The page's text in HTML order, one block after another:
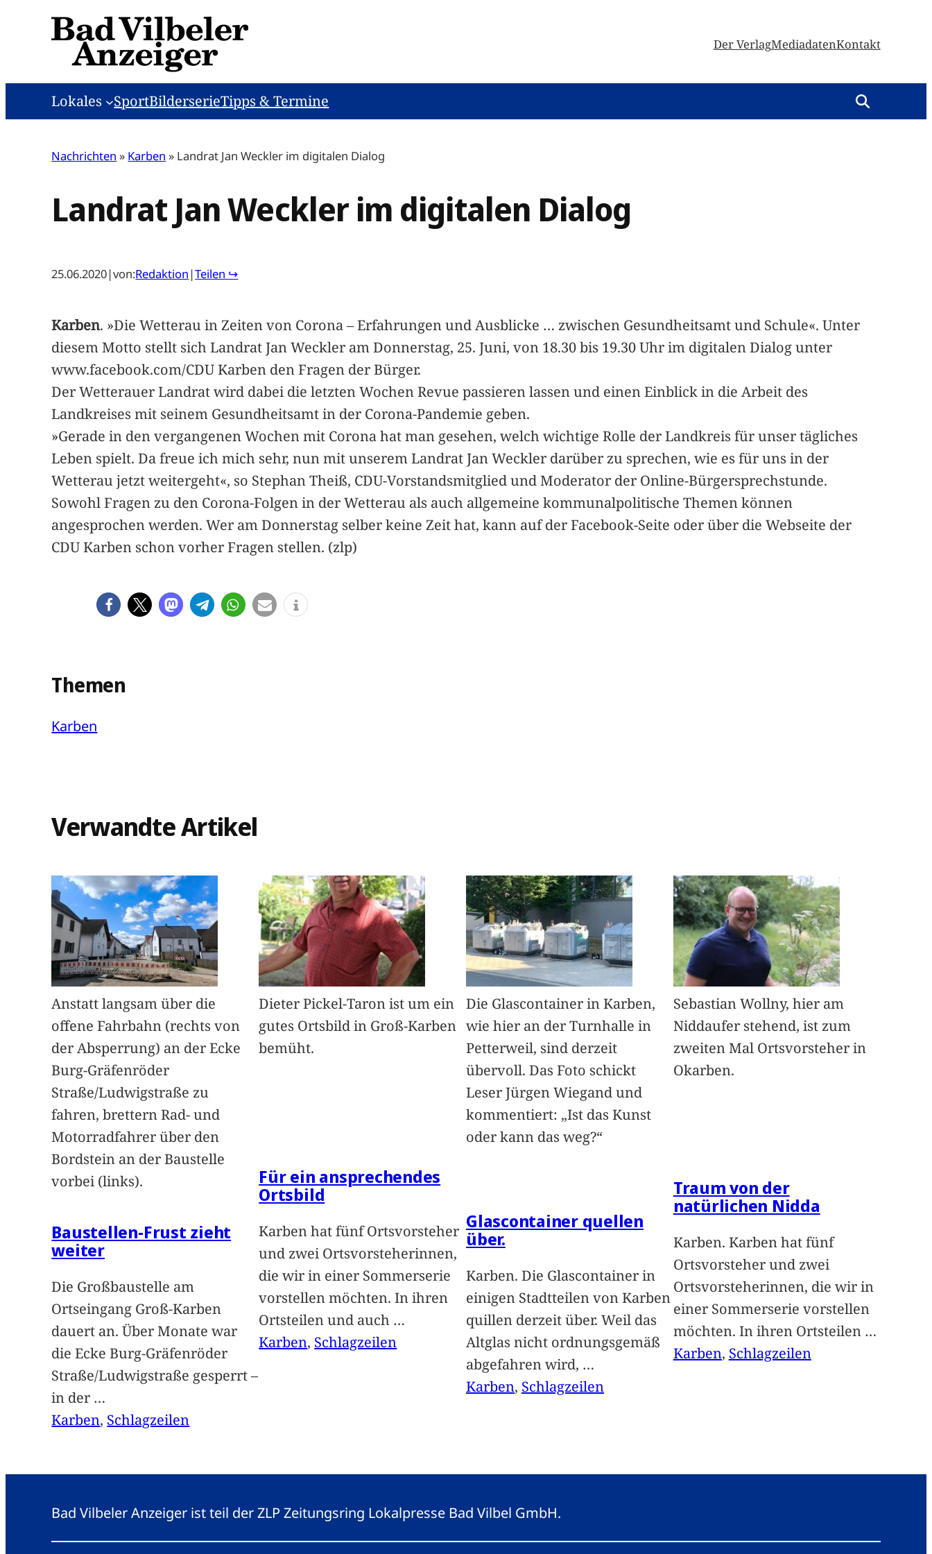
Der VerlagMediadatenKontakt
Lokales SportBilderserieTipps & Termine
Nachrichten » Karben » Landrat Jan Weckler im digitalen Dialog
Landrat Jan Weckler im digitalen Dialog
25.06.2020|von:Redaktion |Teilen ↪
Karben. »Die Wetterau in Zeiten von Corona – Erfahrungen und Ausblicke … zwischen Gesundheitsamt und Schule«. Unter
diesem Motto stellt sich Landrat Jan Weckler am Donnerstag, 25. Juni, von 18.30 bis 19.30 Uhr im digitalen Dialog unter
www.facebook.com/CDU Karben den Fragen der Bürger.
Der Wetterauer Landrat wird dabei die letzten Wochen Revue passieren lassen und einen Einblick in die Arbeit des
Landkreises mit seinem Gesundheitsamt in der Corona-Pandemie geben.
»Gerade in den vergangenen Wochen mit Corona hat man gesehen, welch wichtige Rolle der Landkreis für unser tägliches
Leben spielt. Da freue ich mich sehr, nun mit unserem Landrat Jan Weckler darüber zu sprechen, wie es für uns in der
Wetterau jetzt weitergeht«, so Stephan Theiß, CDU-Vorstandsmitglied und Moderator der Online-Bürgersprechstunde.
Sowohl Fragen zu den Corona-Folgen in der Wetterau als auch allgemeine kommunalpolitische Themen können
angesprochen werden. Wer am Donnerstag selber keine Zeit hat, kann auf der Facebook-Seite oder über die Webseite der
CDU Karben schon vorher Fragen stellen. (zlp)
Themen
Karben
Verwandte Artikel
Anstatt langsam über die
offene Fahrbahn (rechts von
der Absperrung) an der Ecke
Burg-Gräfenröder
Straße/Ludwigstraße zu
fahren, brettern Rad- und
Motorradfahrer über den
Bordstein an der Baustelle
vorbei (links).
Baustellen-Frust zieht
weiter
Die Großbaustelle am
Ortseingang Groß-Karben
dauert an. Über Monate war
die Ecke Burg-Gräfenröder
Straße/Ludwigstraße gesperrt –
in der …
Karben, Schlagzeilen
Dieter Pickel-Taron ist um ein
gutes Ortsbild in Groß-Karben
bemüht.
Für ein ansprechendes
Ortsbild
Karben hat fünf Ortsvorsteher
und zwei Ortsvorsteherinnen,
die wir in einer Sommerserie
vorstellen möchten. In ihren
Ortsteilen und auch …
Karben, Schlagzeilen
Die Glascontainer in Karben,
wie hier an der Turnhalle in
Petterweil, sind derzeit
übervoll. Das Foto schickt
Leser Jürgen Wiegand und
kommentiert: „Ist das Kunst
oder kann das weg?“
Glascontainer quellen
über.
Karben. Die Glascontainer in
einigen Stadtteilen von Karben
quillen derzeit über. Weil das
Altglas nicht ordnungsgemäß
abgefahren wird, …
Karben, Schlagzeilen
Sebastian Wollny, hier am
Niddaufer stehend, ist zum
zweiten Mal Ortsvorsteher in
Okarben.
Traum von der
natürlichen Nidda
Karben. Karben hat fünf
Ortsvorsteher und zwei
Ortsvorsteherinnen, die wir in
einer Sommerserie vorstellen
möchten. In ihren Ortsteilen …
Karben, Schlagzeilen
Bad Vilbeler Anzeiger ist teil der ZLP Zeitungsring Lokalpresse Bad Vilbel GmbH.